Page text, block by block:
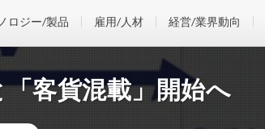
ロジー/製品 雇用/人材 経営/業界動向
客貨混載」開始へ